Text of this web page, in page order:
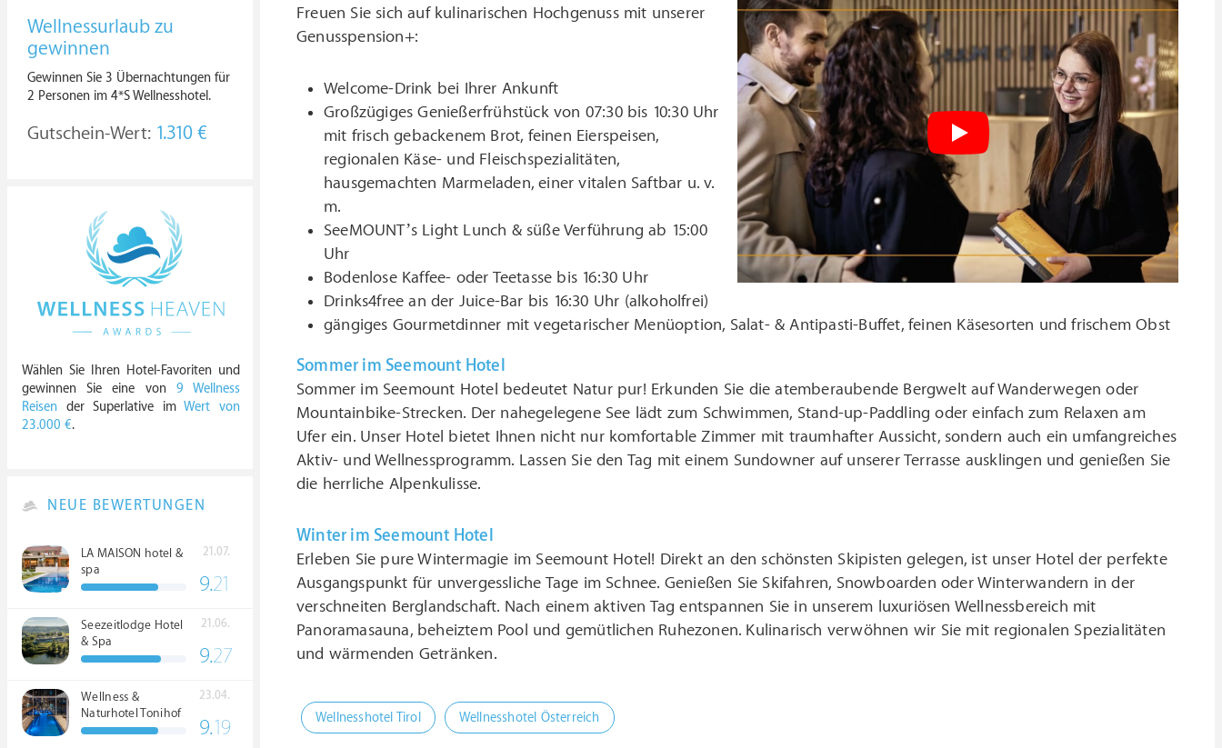
Freuen Sie sich auf kulinarischen Hochgenuss mit unserer
Genusspension+:
Welcome-Drink bei Ihrer Ankunft
Großzügiges Genießerfrühstück von 07:30 bis 10:30 Uhr
mit frisch gebackenem Brot, feinen Eierspeisen,
regionalen Käse- und Fleischspezialitäten,
hausgemachten Marmeladen, einer vitalen Saftbar u. v.
m.
SeeMOUNT’s Light Lunch & süße Verführung ab 15:00
Uhr
Bodenlose Kaffee- oder Teetasse bis 16:30 Uhr
Drinks4free an der Juice-Bar bis 16:30 Uhr (alkoholfrei)
gängiges Gourmetdinner mit vegetarischer Menüoption, Salat- & Antipasti-Buffet, feinen Käsesorten und frischem Obst
Sommer im Seemount Hotel
Sommer im Seemount Hotel bedeutet Natur pur! Erkunden Sie die atemberaubende Bergwelt auf Wanderwegen oder
Mountainbike-Strecken. Der nahegelegene See lädt zum Schwimmen, Stand-up-Paddling oder einfach zum Relaxen am
Ufer ein. Unser Hotel bietet Ihnen nicht nur komfortable Zimmer mit traumhafter Aussicht, sondern auch ein umfangreiches
Aktiv- und Wellnessprogramm. Lassen Sie den Tag mit einem Sundowner auf unserer Terrasse ausklingen und genießen Sie
die herrliche Alpenkulisse.
Winter im Seemount Hotel
Erleben Sie pure Wintermagie im Seemount Hotel! Direkt an den schönsten Skipisten gelegen, ist unser Hotel der perfekte
Ausgangspunkt für unvergessliche Tage im Schnee. Genießen Sie Skifahren, Snowboarden oder Winterwandern in der
verschneiten Berglandschaft. Nach einem aktiven Tag entspannen Sie in unserem luxuriösen Wellnessbereich mit
Panoramasauna, beheiztem Pool und gemütlichen Ruhezonen. Kulinarisch verwöhnen wir Sie mit regionalen Spezialitäten
und wärmenden Getränken.
Wellnesshotel Tirol Wellnesshotel Österreich
Wellnessurlaub zu
gewinnen
Gewinnen Sie 3 Übernachtungen für
2 Personen im 4*S Wellnesshotel.
Gutschein-Wert: 1.310 €
Wählen Sie Ihren Hotel-Favoriten und
gewinnen Sie eine von 9 Wellness
Reisen der Superlative imWert von
23.000 €.
NEUE BEWERTUNGEN
LA MAISON hotel &
spa
21.07.
9.21
Seezeitlodge Hotel
& Spa
21.06.
9.27
Wellness &
Naturhotel Tonihof
****S
23.04.
9.19